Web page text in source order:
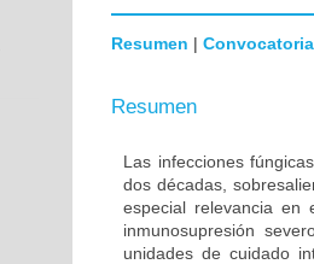
Resumen | Convocatoria
Resumen
Las infecciones
dos décadas,
especial relevancia en
inmunosupresión
unidades de cuidado